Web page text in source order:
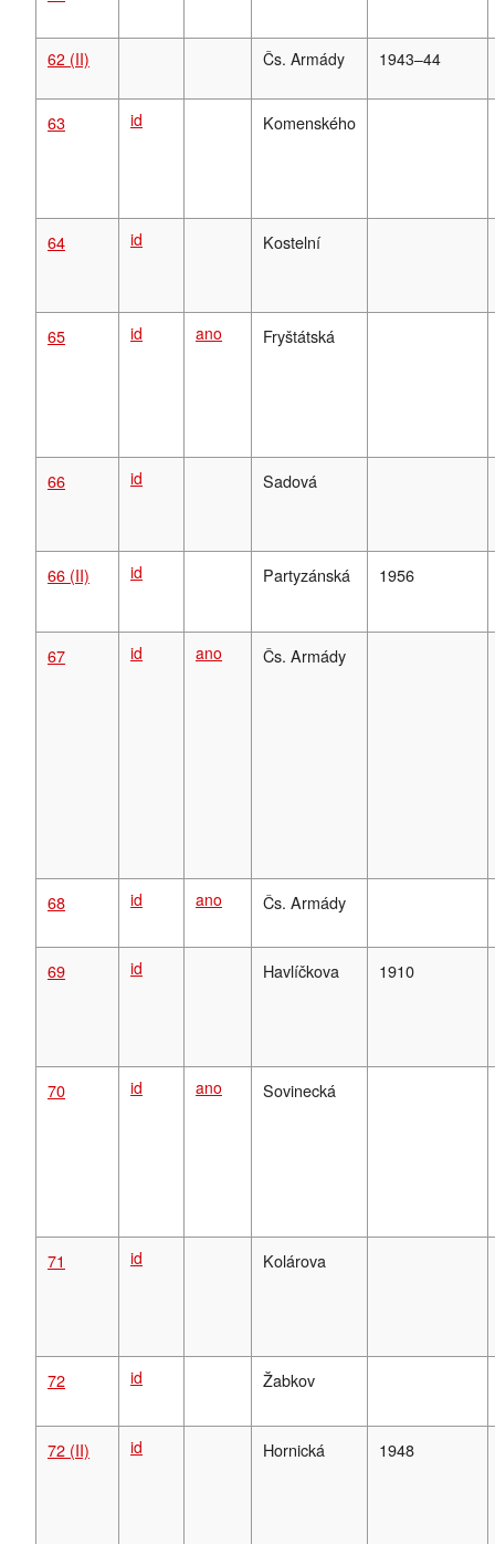
62 (II) Čs. Armády 1943–44
63 id Komenského
64 id Kostelní
65 id ano Fryštátská
66 id Sadová
66 (II) id Partyzánská 1956
67 id ano Čs. Armády
68 id ano Čs. Armády
69 id Havlíčkova 1910
70 id ano Sovinecká
71 id Kolárova
72 id Žabkov
72 (II) id Hornická 1948